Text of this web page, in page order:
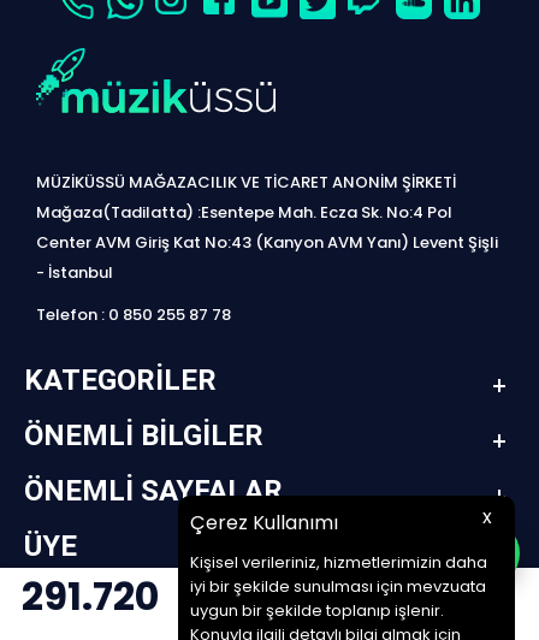
Çerez Kullanımı x
Kişisel verileriniz, hizmetlerimizin daha
iyi bir şekilde sunulması için mevzuata
uygun bir şekilde toplanıp işlenir.
Konuyla ilgili detaylı bilgi almak için
291.720
SEPETE EKLE
MÜZİKÜSSÜ MAĞAZACILIK VE TİCARET ANONİM ŞİRKETİ
Mağaza(Tadilatta) :Esentepe Mah. Ecza Sk. No:4 Pol
Center AVM Giriş Kat No:43 (Kanyon AVM Yanı) Levent Şişli
- İstanbul
Telefon : 0 850 255 87 78
KATEGORILER
ÖNEMLI BILGILER
ÖNEMLI SAYFALAR
ÜYE
design by jetpack | www.müziküssü.com | copyright ©2022 Tüm hakları saklıdır.